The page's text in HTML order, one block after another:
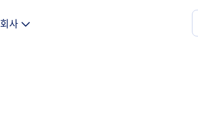
회사